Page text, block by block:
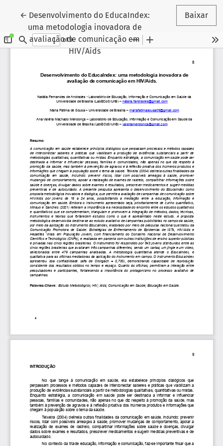
← Voltar aos Detalhes do Artigo
Desenvolvimento do EducaIndex:
uma metodologia inovadora de
avaliação de comunicação em
HIV/Aids
Baixar